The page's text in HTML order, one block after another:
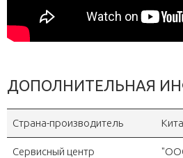
ДОПОЛНИТЕЛЬНАЯ
Страна-производитель
Сервисный центр